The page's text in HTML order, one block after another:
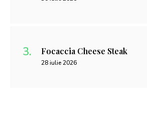
Focaccia Cheese Steak
28 iulie 2026